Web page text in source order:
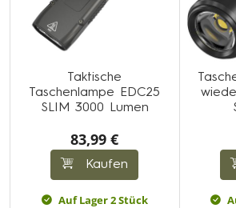
Taktische
Taschenlampe EDC25
SLIM 3000 Lumen
83,99 €
Kaufen
Auf Lager 2 Stück